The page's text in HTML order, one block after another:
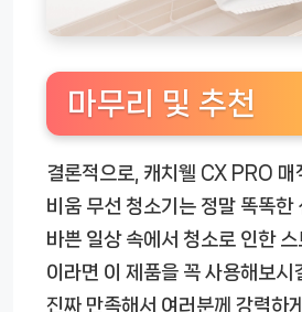
마무리 및 추천
결론적으로, 캐치웰 CX PRO 매
비움 무선 청소기는 정말 똑똑한
바쁜 일상 속에서 청소로 인한
이라면 이 제품을 꼭 사용해보시
진짜 만족해서 여러분께 강력하